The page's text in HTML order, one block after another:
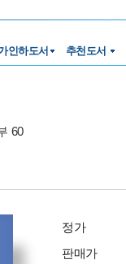
인하도서 추천도서
60
정가
판매가